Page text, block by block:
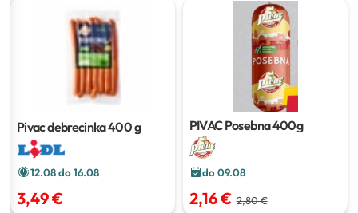
Pivac debrecinka400 g
12.08 do 16.08
3,49 €
PIVAC Posebna400g
do 09.08
2,16 € 2,80 €